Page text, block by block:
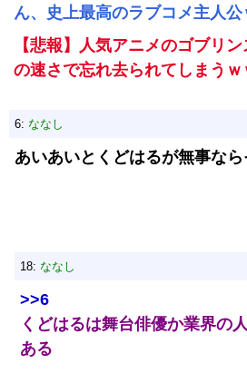
ん、史上最高のラブコメ主人
【悲報】人気アニメのゴブリ
の速さで忘れ去られてしまうｗ
6: ななし
あいあいとくどはるが無事な
18: ななし
>>6
くどはるは舞台俳優か業界の
ある